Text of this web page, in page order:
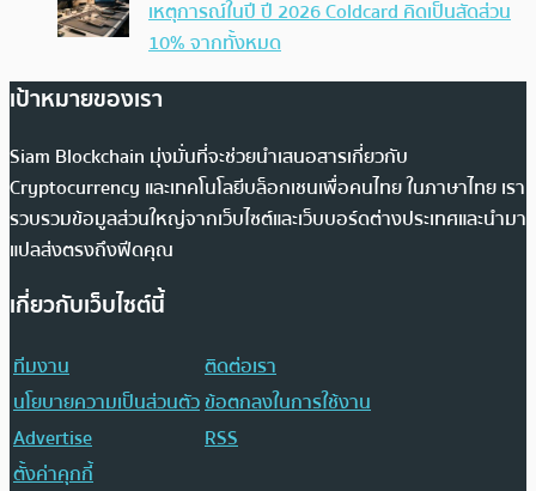
เหตุการณ์ในปี ปี 2026 Coldcard คิดเป็นสัดส่วน
10% จากทั้งหมด
เป้าหมายของเรา
Siam Blockchain มุ่งมั่นที่จะช่วยนำเสนอสารเกี่ยวกับ
Cryptocurrency และเทคโนโลยีบล็อกเชนเพื่อคนไทย ในภาษาไทย เรา
รวบรวมข้อมูลส่วนใหญ่จากเว็บไซต์และเว็บบอร์ดต่างประเทศและนำมา
แปลส่งตรงถึงฟีดคุณ
เกี่ยวกับเว็บไซต์นี้
ทีมงาน
ติดต่อเรา
นโยบายความเป็นส่วนตัวข้อตกลงในการใช้งาน
Advertise
RSS
ตั้งค่าคุกกี้